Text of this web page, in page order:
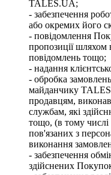
TALES.UA;
- забезпечення
або окремих його
- повідомлення
пропозиції шляхом
повідомлень тощо;
- надання
- обробка
майданчику
продавцям,
службам, які
тощо, (в тому числі
пов'язаних з
виконання
- забезпечення
здійснених